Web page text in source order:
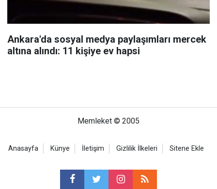
Ankara'da sosyal medya paylaşımları mercek
altına alındı: 11 kişiye ev hapsi
Memleket © 2005
Anasayfa Künye İletişim Gizlilik İlkeleri Sitene Ekle